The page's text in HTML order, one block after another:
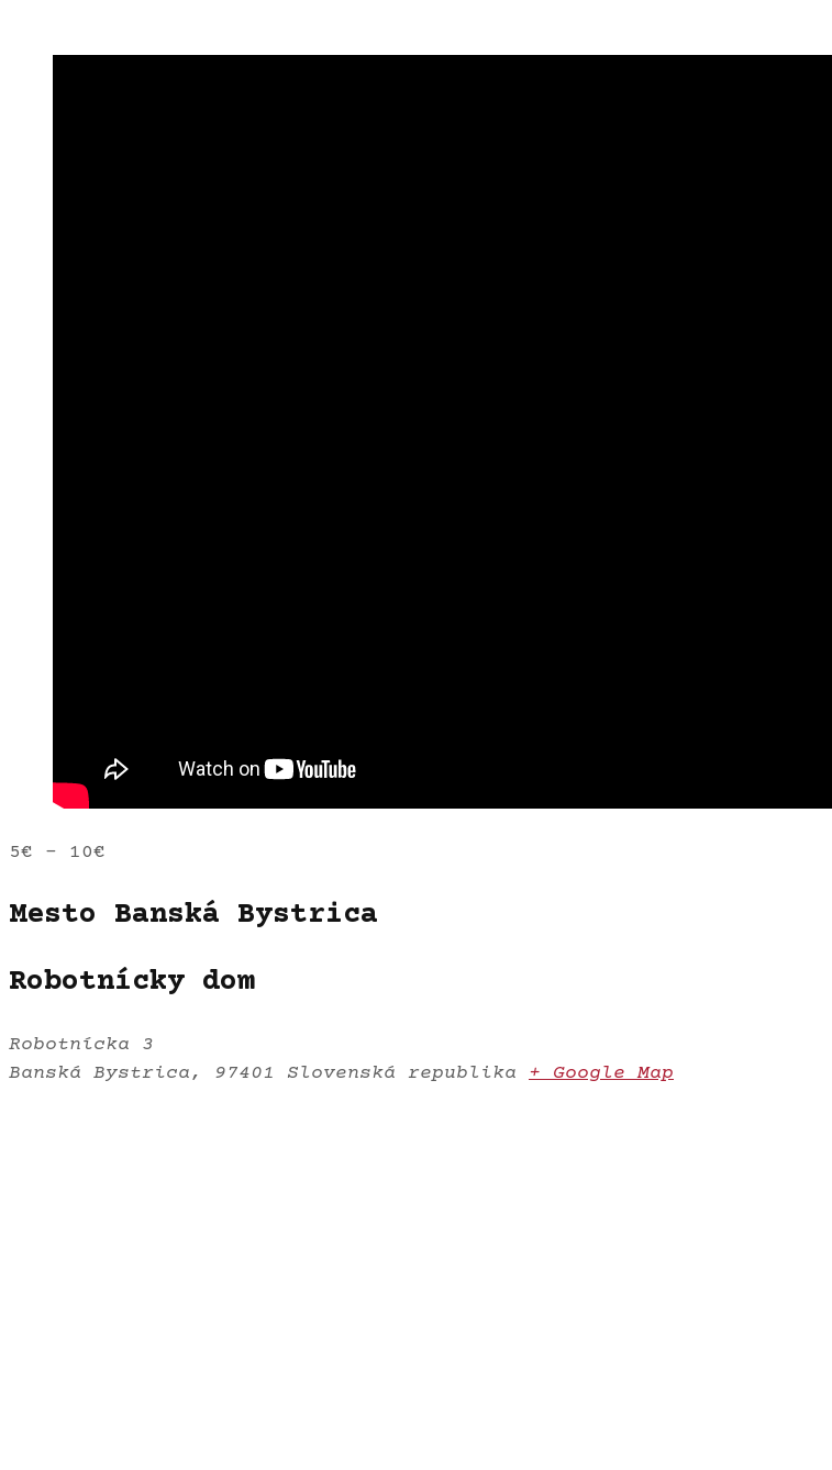
5€ – 10€
Mesto Banská Bystrica
Robotnícky dom
Robotnícka 3
Banská Bystrica, 97401 Slovenská republika + Google Map